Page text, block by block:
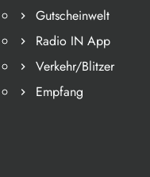
Gutscheinwelt
Radio IN App
Verkehr/Blitzer
Empfang